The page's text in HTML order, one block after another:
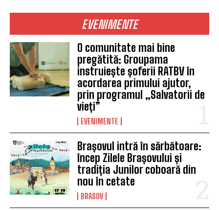
EVENIMENTE
O comunitate mai bine
pregătită: Groupama
instruiește șoferii RATBV în
acordarea primului ajutor,
prin programul „Salvatorii de
vieți”
EVENIMENTE
Brașovul intră în sărbătoare:
încep Zilele Brașovului și
tradiția Junilor coboară din
nou în cetate
BRASOV